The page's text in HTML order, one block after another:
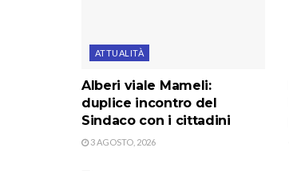
ATTUALITÀ
Alberi viale Mameli:
duplice incontro del
Sindaco con i cittadini
3 AGOSTO, 2026